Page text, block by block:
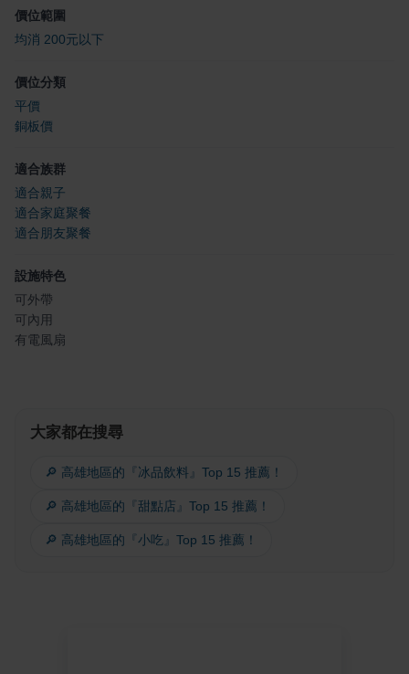
價位範圍
均消 200元以下
價位分類
平價
銅板價
適合族群
適合親子
適合家庭聚餐
適合朋友聚餐
設施特色
可外帶
可內用
有電風扇
大家都在搜尋
🔎 高雄地區的『冰品飲料』Top 15 推薦！
🔎 高雄地區的『甜點店』Top 15 推薦！
🔎 高雄地區的『小吃』Top 15 推薦！